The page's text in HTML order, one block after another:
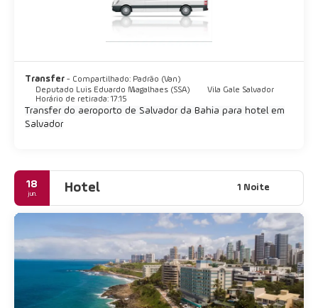
comida, música e tradições religiosas. Existem inúmeros terreiros,
templos da amplamente praticada religião Candomblé de origem
africana, espalhados pela cidade. A maioria dos terreiros permite
que os visitantes assistam suas cerimônias. O melhor de
desfrutando de sua cultura única. Salvador te abraça e não te
deixa ir, então venha por sua conta e risco.
Transfer - Compartilhado: Padrão (Van)
Deputado Luis Eduardo Magalhaes (SSA)
Vila Gale Salvador
Horário de retirada: 17:15
Transfer do aeroporto de Salvador da Bahia para hotel em
Salvador
18
jun. Hotel 1 Noite